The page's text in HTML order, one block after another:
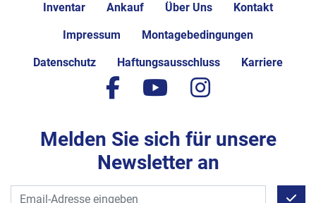
Inventar Ankauf Über Uns Kontakt
Impressum Montagebedingungen
Datenschutz Haftungsausschluss Karriere
facebook
youtubeinstagram
Melden Sie sich für unsere
Newsletter an